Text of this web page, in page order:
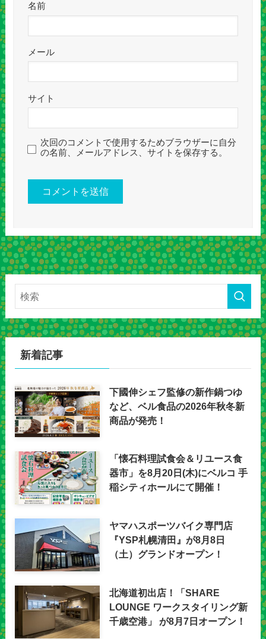
名前
メール
サイト
次回のコメントで使用するためブラウザーに自分
の名前、メールアドレス、サイトを保存する。
新着記事
下國伸シェフ監修の新作鍋つゆ
など、ベル食品の2026年秋冬新
商品が発売！
「懐石料理試食会＆リユース食
器市」を8月20日(木)にベルコ 手
稲シティホールにて開催！
ヤマハスポーツバイク専門店
『YSP札幌清田』が8月8日
（土）グランドオープン！
北海道初出店！「SHARE
LOUNGE ワークスタイリング新
千歳空港」 が8月7日オープン！